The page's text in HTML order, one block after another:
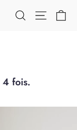
Rechercher
4 fois.